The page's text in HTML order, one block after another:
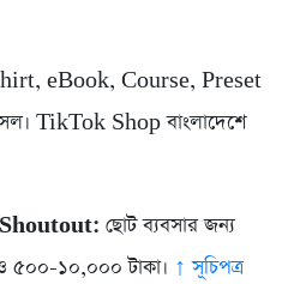
eBook, Course, Preset
সেল। TikTok Shop বাংলাদেশে
ছোট ব্যবসার জন্য
৫০০-১০,০০০ টাকা। ↑ সূচিপত্র